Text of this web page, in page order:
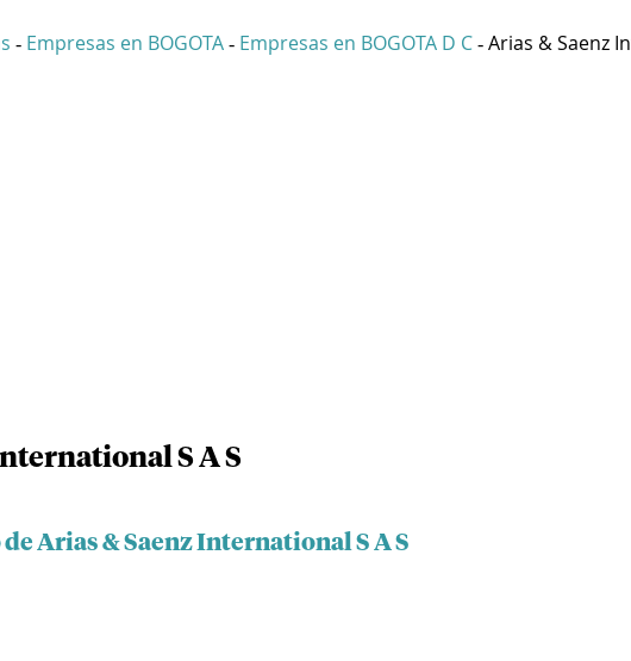
- Empresas en BOGOTA - Empresas en BOGOTA D C - Arias & Saenz
S A S
Arias & Saenz International S A S